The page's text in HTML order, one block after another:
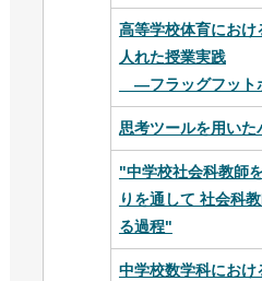
高等学校体育におけ
人れた授業実践
―フラッグフット
思考ツールを用い
"中学校社会科教師
りを通して 社会科
る過程"
中学校数学科にお